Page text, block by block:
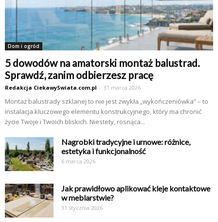
Dom i ogród
5 dowodów na amatorski montaż balustrad.
Sprawdź, zanim odbierzesz pracę
Redakcja CiekawySwiata.com.pl - 31 marca 2026
Montaż balustrady szklanej to nie jest zwykła „wykończeniówka” – to
instalacja kluczowego elementu konstrukcyjnego, który ma chronić
życie Twoje i Twoich bliskich. Niestety, rosnąca...
Nagrobki tradycyjne i urnowe: różnice,
estetyka i funkcjonalność
6 marca 2026
Jak prawidłowo aplikować kleje kontaktowe
w meblarstwie?
31 stycznia 2026